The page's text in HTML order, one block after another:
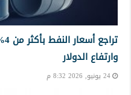
وارتفاع الدولار
24 يونيو, 2026 8:32 م